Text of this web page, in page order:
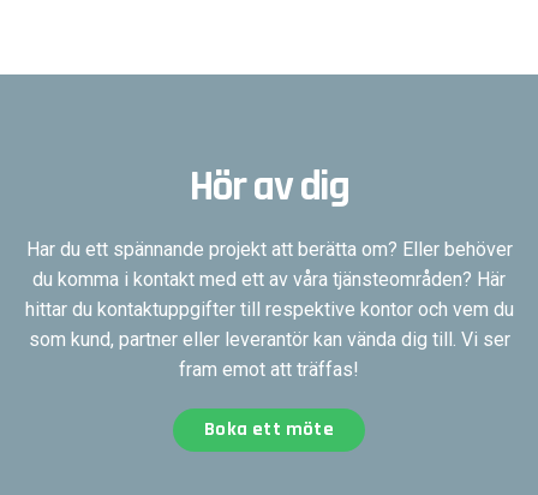
Hör av dig
Har du ett spännande projekt att berätta om? Eller behöver
du komma i kontakt med ett av våra tjänsteområden? Här
hittar du kontaktuppgifter till respektive kontor och vem du
som kund, partner eller leverantör kan vända dig till. Vi ser
fram emot att träffas!
Boka ett möte